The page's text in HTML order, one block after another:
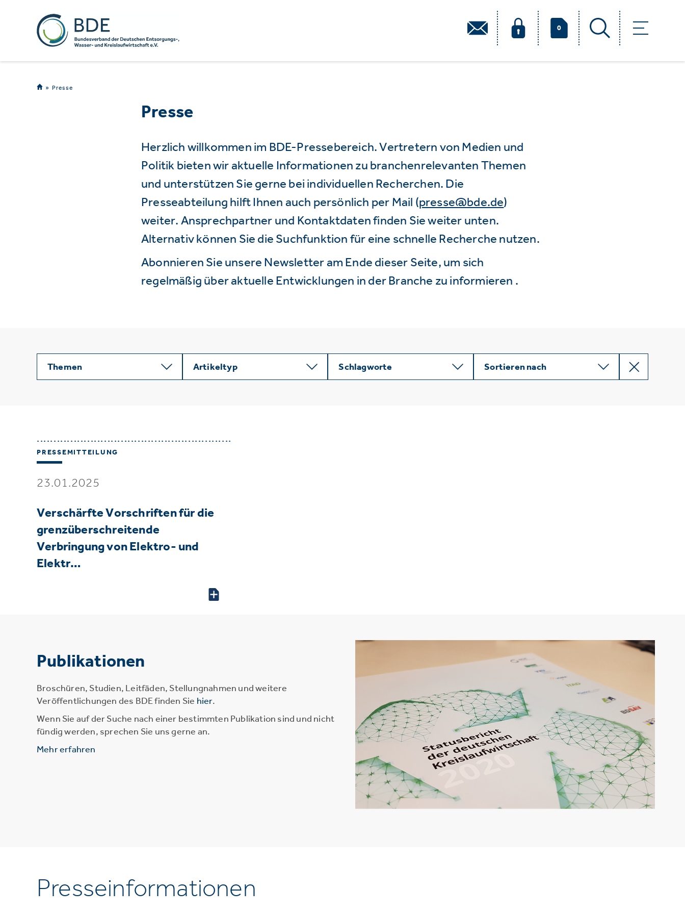
0
Presse
Presse
Herzlich willkommen im BDE-Pressebereich. Vertretern von Medien und
Politik bieten wir aktuelle Informationen zu branchenrelevanten Themen
und unterstützen Sie gerne bei individuellen Recherchen. Die
Presseabteilung hilft Ihnen auch persönlich per Mail (presse@bde.de)
weiter. Ansprechpartner und Kontaktdaten finden Sie weiter unten.
Alternativ können Sie die Suchfunktion für eine schnelle Recherche nutzen.
Abonnieren Sie unsere Newsletter am Ende dieser Seite, um sich
regelmäßig über aktuelle Entwicklungen in der Branche zu informieren .
Themen Artikeltyp Schlagworte Sortieren nach
PRESSEMITTEILUNG
23.01.2025
Verschärfte Vorschriften für die
grenzüberschreitende
Verbringung von Elektro- und
Elektr…
Publikationen
Broschüren, Studien, Leitfäden, Stellungnahmen und weitere
Veröffentlichungen des BDE finden Sie hier.
Wenn Sie auf der Suche nach einer bestimmten Publikation sind und nicht
fündig werden, sprechen Sie uns gerne an.
Mehr erfahren
Presseinformationen